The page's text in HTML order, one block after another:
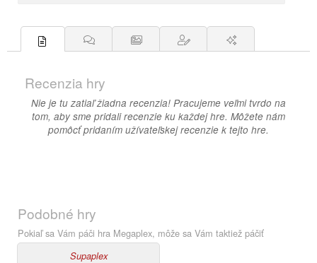
Recenzia hry
Nie je tu zatiaľ žiadna recenzia! Pracujeme veľmi tvrdo na
tom, aby sme pridali recenzie ku každej hre. Môžete nám
pomôcť pridaním užívateľskej recenzie k tejto hre.
Podobné hry
Pokiaľ sa Vám páči hra Megaplex, môže sa Vám taktiež páčiť
Supaplex